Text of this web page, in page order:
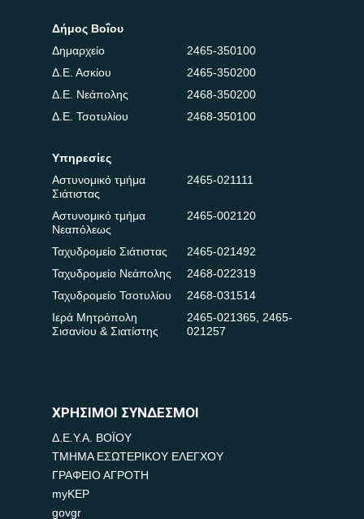
Δήμος Βοΐου
Δημαρχείο
2465-350100
Δ.Ε. Ασκίου
2465-350200
Δ.Ε. Νεάπολης
2468-350200
Δ.Ε. Τσοτυλίου
2468-350100
Υπηρεσίες
Αστυνομικό τμήμα
Σιάτιστας
2465-021111
Αστυνομικό τμήμα
Νεαπόλεως
2465-002120
Ταχυδρομείο Σιάτιστας
2465-021492
Ταχυδρομείο Νεάπολης
2468-022319
Ταχυδρομείο Τσοτυλίου
2468-031514
Ιερά Μητρόπολη
Σισανίου & Σιατίστης
2465-021365, 2465-
021257
ΧΡΗΣΙΜΟΙ ΣΥΝΔΕΣΜΟΙ
Δ.Ε.Υ.Α. ΒΟΪΟΥ
ΤΜΗΜΑ ΕΣΩΤΕΡΙΚΟΥ ΕΛΕΓΧΟΥ
ΓΡΑΦΕΙΟ ΑΓΡΟΤΗ
myKEP
govgr